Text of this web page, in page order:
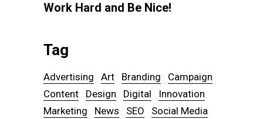
Work Hard and Be Nice!
Tag
Advertising Art Branding
Campaign
Content
Design Digital
Innovation
Marketing
News SEO
Social Media